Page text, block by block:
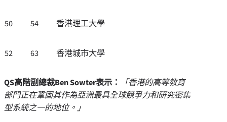
50 54 香港理工大學
52 63 香港城市大學
QS高階副總裁Ben Sowter表示：
「香港的高等教育
部門正在鞏固其作為亞洲最具全球競爭力和研究密集
型系統之一的地位。」